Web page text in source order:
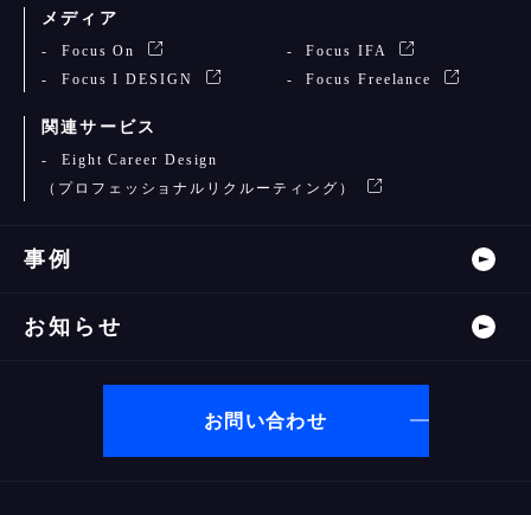
メディア
Focus On
Focus IFA
Focus I DESIGN
Focus Freelance
関連サービス
Eight Career Design
（プロフェッショナルリクルーティング）
事例
お知らせ
お問い合わせ